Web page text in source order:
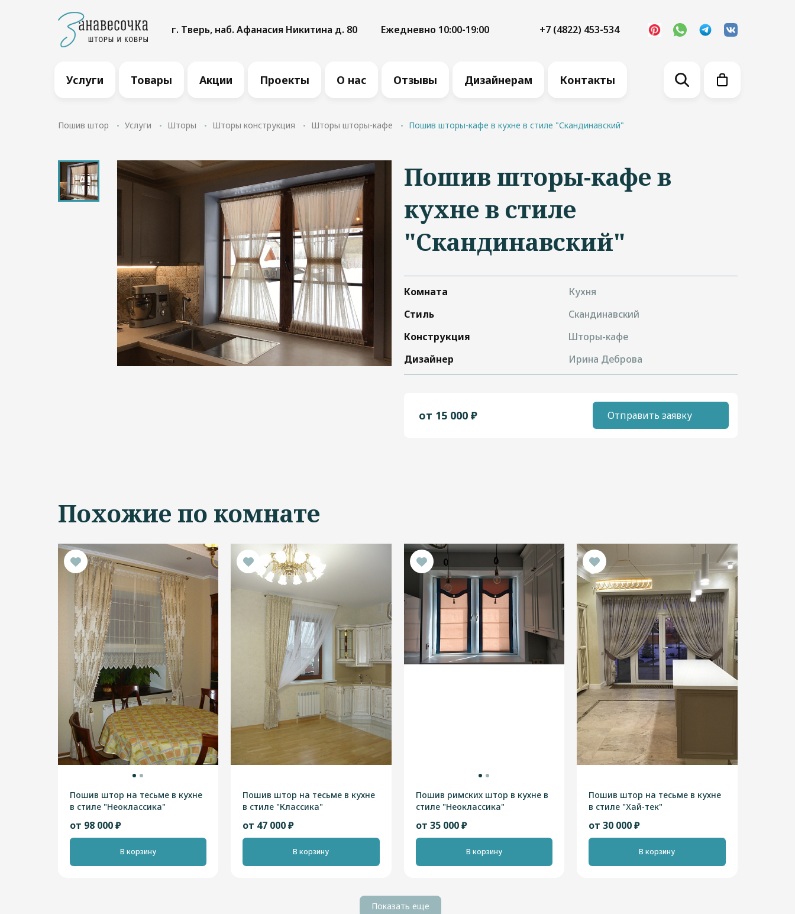
г. Тверь, наб. Афанасия Никитина д. 80 Ежедневно 10:00-19:00 +7 (4822) 453-534
Услуги Товары Акции Проекты О нас Отзывы Дизайнерам Контакты
Пошив штор Услуги Шторы Шторы конструкция Шторы шторы-кафе Пошив шторы-кафе в кухне в стиле "Скандинавский"
Пошив шторы-кафе в
кухне в стиле
"Скандинавский"
Комната
Кухня
Стиль
Скандинавский
Конструкция
Шторы-кафе
Дизайнер
Ирина Деброва
от 15 000 ₽ Отправить заявку
Похожие по комнате
Пошив штор на тесьме в кухне
в стиле "Неоклассика"
от 98 000 ₽
В корзину
Пошив штор на тесьме в кухне
в стиле "Классика"
от 47 000 ₽
В корзину
Пошив римских штор в кухне в
стиле "Неоклассика"
от 35 000 ₽
В корзину
Пошив штор на тесьме в кухне
в стиле "Хай-тек"
от 30 000 ₽
В корзину
Показать еще